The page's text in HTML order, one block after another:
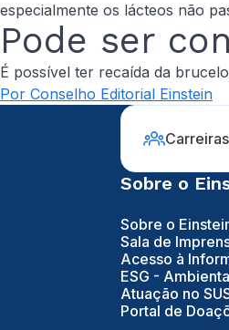
especialmente os lácteos não
Pode ser
É possível ter recaída da
Por Conselho Editorial Einstein
Carreiras
Sobre o
Sobre o
Sala de
Acesso à
ESG -
Atuação no
Portal de